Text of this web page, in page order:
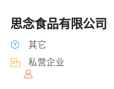
思念食品有限公司
其它
私营企业